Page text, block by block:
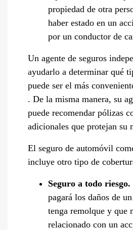
propiedad de otra
haber estado en un
por un conductor de
Un agente de seguros
ayudarlo a determinar qué
puede ser el más
. De la misma manera, su
puede recomendar pólizas
adicionales que protejan su
El seguro de automóvil
incluye otro tipo de
Seguro a todo riesgo.
pagará los daños de
tenga remolque y que
relacionado con un